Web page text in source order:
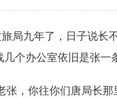
局九年了，日子说长
个办公室依旧是张
张，你往你们唐局长